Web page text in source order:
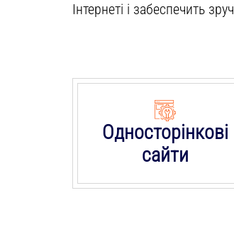
Інтернеті і забеспечить
Односторінкові
сайти